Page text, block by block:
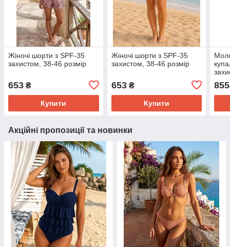
Жіночі шорти з SPF-35
захистом, 38-46 розмір
653 ₴
Купити
Жіночі шорти з SPF-35
захистом, 38-46 розмір
653₴
Купити
855
Акційні пропозиції та новинки